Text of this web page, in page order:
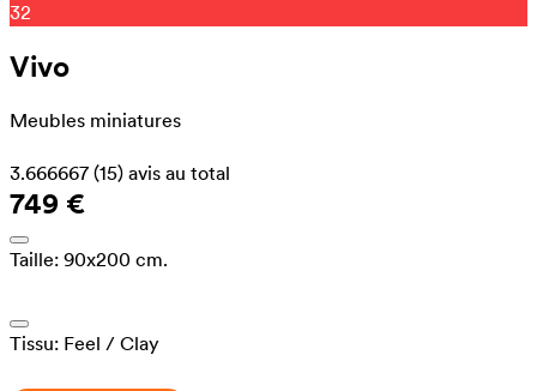
25
Vivo
Meubles miniatures
3.666667 (15) avis au total
749 €
Taille: 90x200 cm.
Tissu: Feel / Clay